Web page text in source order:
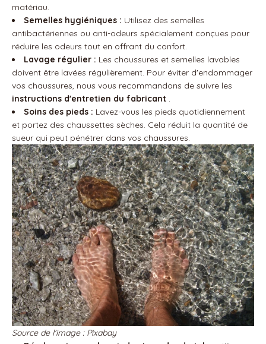
matériau.
Semelles hygiéniques : Utilisez des semelles
antibactériennes ou anti-odeurs spécialement conçues pour
réduire les odeurs tout en offrant du confort.
Lavage régulier : Les chaussures et semelles lavables
doivent être lavées régulièrement. Pour éviter d'endommager
vos chaussures, nous vous recommandons de suivre les
instructions d'entretien du fabricant
Soins des pieds : Lavez-vous les pieds quotidiennement
et portez des chaussettes sèches. Cela réduit la quantité de
sueur qui peut pénétrer dans vos chaussures.
Source de l'image : Pixabay